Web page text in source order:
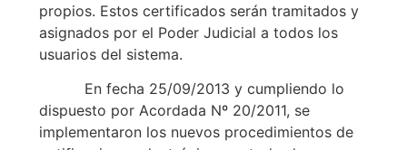
propios. Estos certificados serán tramitados y
asignados por el Poder Judicial a todos los
usuarios del sistema.
En fecha 25/09/2013 y cumpliendo lo
dispuesto por Acordada Nº 20/2011, se
implementaron los nuevos procedimientos de